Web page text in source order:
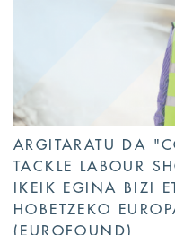
ARGITARATU DA
TACKLE LABOUR
IKEIK EGINA BIZI
HOBETZEKO
(EUROFOUND)